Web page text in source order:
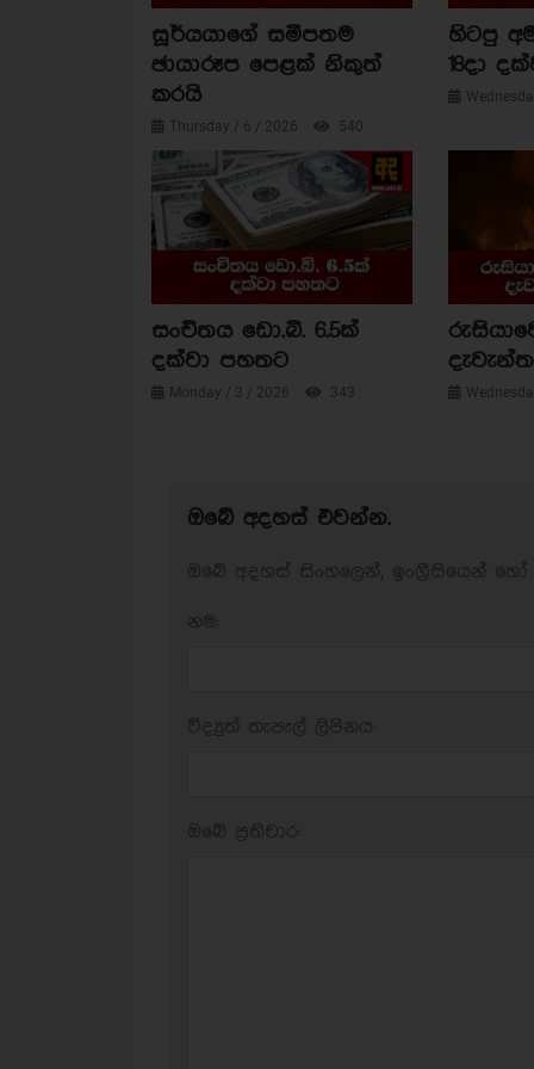
සූර්යයාගේ සමීපතම
ඡායාරූප පෙළක් නිකුත්
කරයි
Thursday / 6 / 2026 540
හිටපු
18දා
සංචිතය ඩො.බි. 6.5ක්
දක්වා පහතට
Monday / 3 / 2026 343
ඔබේ අදහස් එවන්න.